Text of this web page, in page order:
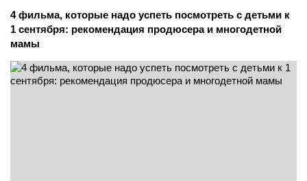
4 фильма, которые надо успеть посмотреть с детьми к
1 сентября: рекомендация продюсера и многодетной
мамы